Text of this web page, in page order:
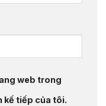
web trong
kế tiếp của tôi.